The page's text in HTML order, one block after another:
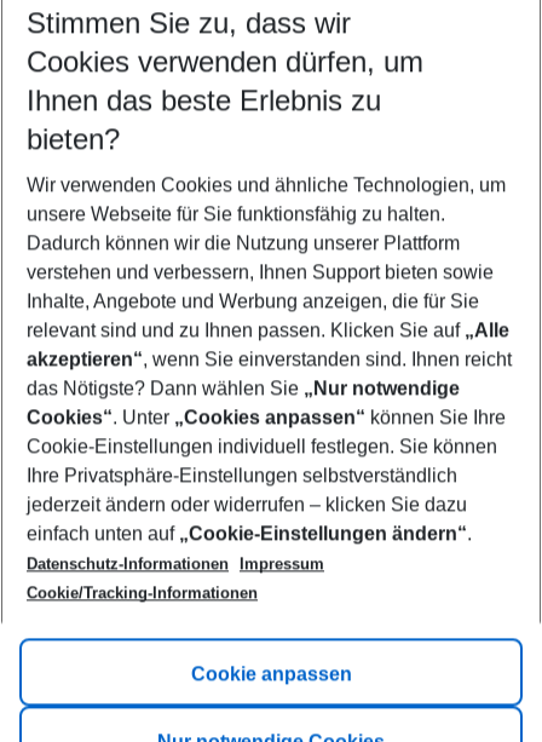
Customize your offer
Find the perfect deal which suits your best
Your departure airport
Any airport
Select your date range
11/08/26–09/08/27 5-8 nights
Who will travel
2 adults No children
Show more filter
Footer
Footer navigation
Title A
Link A
Stimmen Sie zu, dass wir
Cookies verwenden dürfen, um
Ihnen das beste Erlebnis zu
bieten?
Wir verwenden Cookies und ähnliche Technologien, um
unsere Webseite für Sie funktionsfähig zu halten.
Dadurch können wir die Nutzung unserer Plattform
verstehen und verbessern, Ihnen Support bieten sowie
Inhalte, Angebote und Werbung anzeigen, die für Sie
relevant sind und zu Ihnen passen. Klicken Sie auf „Alle
akzeptieren“, wenn Sie einverstanden sind. Ihnen reicht
das Nötigste? Dann wählen Sie „Nur notwendige
Cookies“. Unter „Cookies anpassen“ können Sie Ihre
Cookie-Einstellungen individuell festlegen. Sie können
Ihre Privatsphäre-Einstellungen selbstverständlich
jederzeit ändern oder widerrufen – klicken Sie dazu
einfach unten auf „Cookie-Einstellungen ändern“.
Datenschutz-Informationen
Impressum
Cookie/Tracking-Informationen
Cookie anpassen